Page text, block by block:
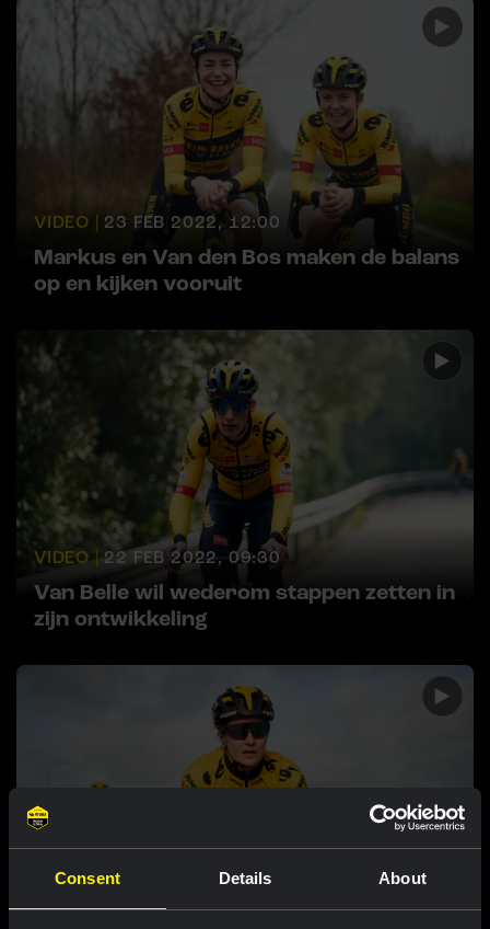
Consent Details About
VIDEO | 23 FEB 2022, 12:00
Markus en Van den Bos maken de balans
op en kijken vooruit
VIDEO | 22 FEB 2022, 09:30
Van Belle wil wederom stappen zetten in
zijn ontwikkeling